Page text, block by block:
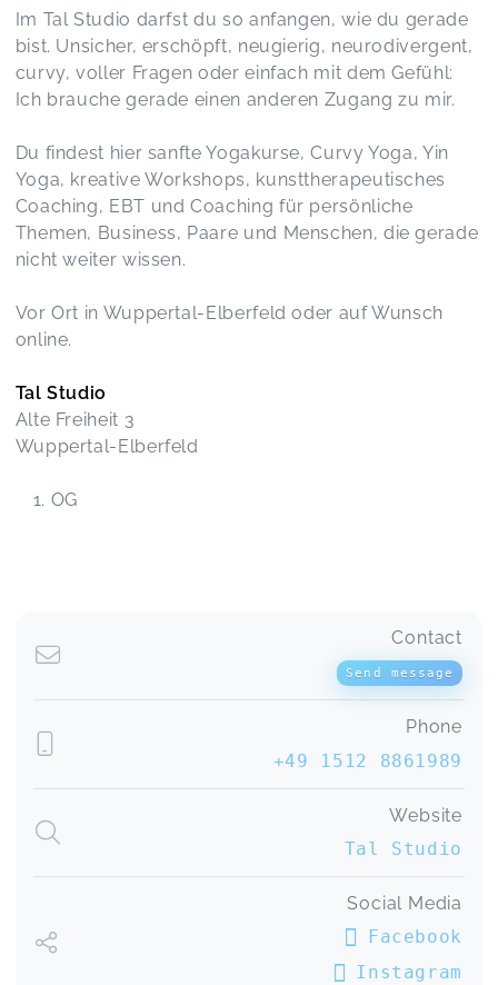
Im Tal Studio darfst du so anfangen, wie du gerade
bist. Unsicher, erschöpft, neugierig, neurodivergent,
curvy, voller Fragen oder einfach mit dem Gefühl:
Ich brauche gerade einen anderen Zugang zu mir.
Du findest hier sanfte Yogakurse, Curvy Yoga, Yin
Yoga, kreative Workshops, kunsttherapeutisches
Coaching, EBT und Coaching für persönliche
Themen, Business, Paare und Menschen, die gerade
nicht weiter wissen.
Vor Ort in Wuppertal-Elberfeld oder auf Wunsch
online.
Tal Studio
Alte Freiheit 3
Wuppertal-Elberfeld
OG
Contact
Send message
Phone
+49 1512 8861989
Website
Tal Studio
Social Media
Facebook
Instagram